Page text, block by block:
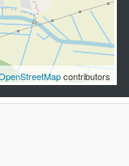
contributors